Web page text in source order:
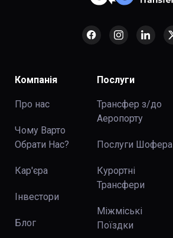
Компанія
Про нас
Чому Варто
Обрати Нас?
Кар'єра
Інвестори
Блог
Послуги
Трансфер з/до
Аеропорту
Послуги Шофера
Курортні
Трансфери
Міжміські
Поїздки